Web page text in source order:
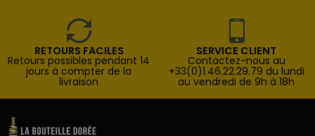
RETOURS FACILES
Retours possibles pendant 14
jours à compter de la
livraison
SERVICE CLIENT
Contactez-nous au
+33(0)1.46.22.29.79 du lundi
au vendredi de 9h à 18h